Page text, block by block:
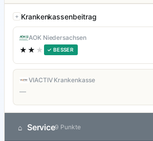
Krankenkassenbeitrag
AOK Niedersachsen
★★ ★ ✓ BESSER
VIACTIV Krankenkasse
—
⌂ Service9 Punkte